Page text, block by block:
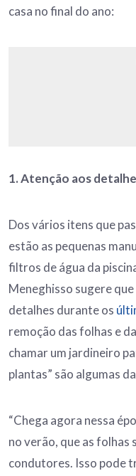
casa no final do ano:
1. Atenção aos
Dos vários itens que
estão as pequenas
filtros de água da
Meneghisso sugere
detalhes durante os
remoção das folhas e
chamar um jardineiro
plantas” são algumas
“Chega agora nessa
no verão, que as folhas
condutores. Isso pode